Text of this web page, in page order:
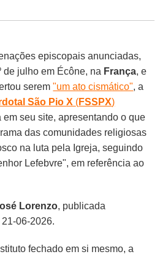
episcopais anunciadas,
de julho em Écône, na França, e
serem"um ato cismático", a
São Pio X (FSSPX)
em seu site, apresentando o que
das comunidades religiosas
na luta pela Igreja, seguindo
Lefebvre", em referência ao
Lorenzo, publicada
21-06-2026.
fechado em si mesmo, a